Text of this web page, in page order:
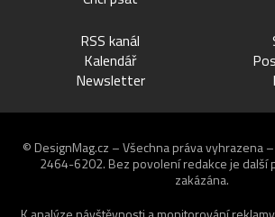
RSS kanál
Kalendář
Newsletter
© DesignMag.cz – Všechna práva vyhrazena
2464-6202. Bez povolení redakce je další
zakázána.